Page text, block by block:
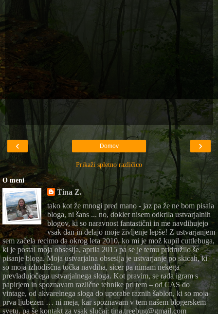
‹ ›
Domov
Prikaži spletno različico
O meni
Tina Z.
tako kot že mnogi pred mano - jaz pa že ne bom pisala
bloga, ni šans ... no, dokler nisem odkrila ustvarjalnih
blogov, ki so naravnost fantastični in me navdihujejo
vsak dan in delajo moje življenje lepše! Z ustvarjanjem
sem začela recimo da okrog leta 2010, ko mi je mož kupil cuttlebuga,
ki je postal moja obsesija, aprila 2015 pa se je temu pridružilo še
pisanje bloga. Moja ustvarjalna obsesija je ustvarjanje po skicah, ki
so moja izhodiščna točka navdiha, sicer pa nimam nekega
prevladujočega ustvarjalnega sloga. Kot pravim, se rada igram s
papirjem in spoznavam različne tehnike pri tem – od CAS do
vintage, od akvarelnega sloga do uporabe raznih šablon, ki so moja
prva ljubezen … ni meja, kar spoznavam v tem našem blogerskem
svetu. pa še kontakt za vsak slučaj: tina.treebug@gmail.com